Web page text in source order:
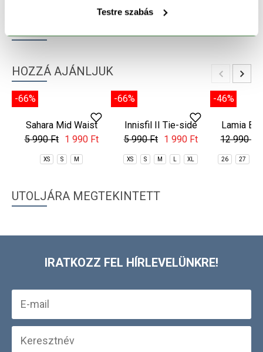
Testre szabás
HOZZÁ AJÁNLJUK
Full Bottom
5 990 Ft 1 990 Ft
-66%
Innisfil II Tie-side
Jacquard Bottom
5 990 Ft 1 990 Ft
XS S M XL
-46%
Lamia
12 990 Ft
26 27
UTOLJÁRA MEGTEKINTETT